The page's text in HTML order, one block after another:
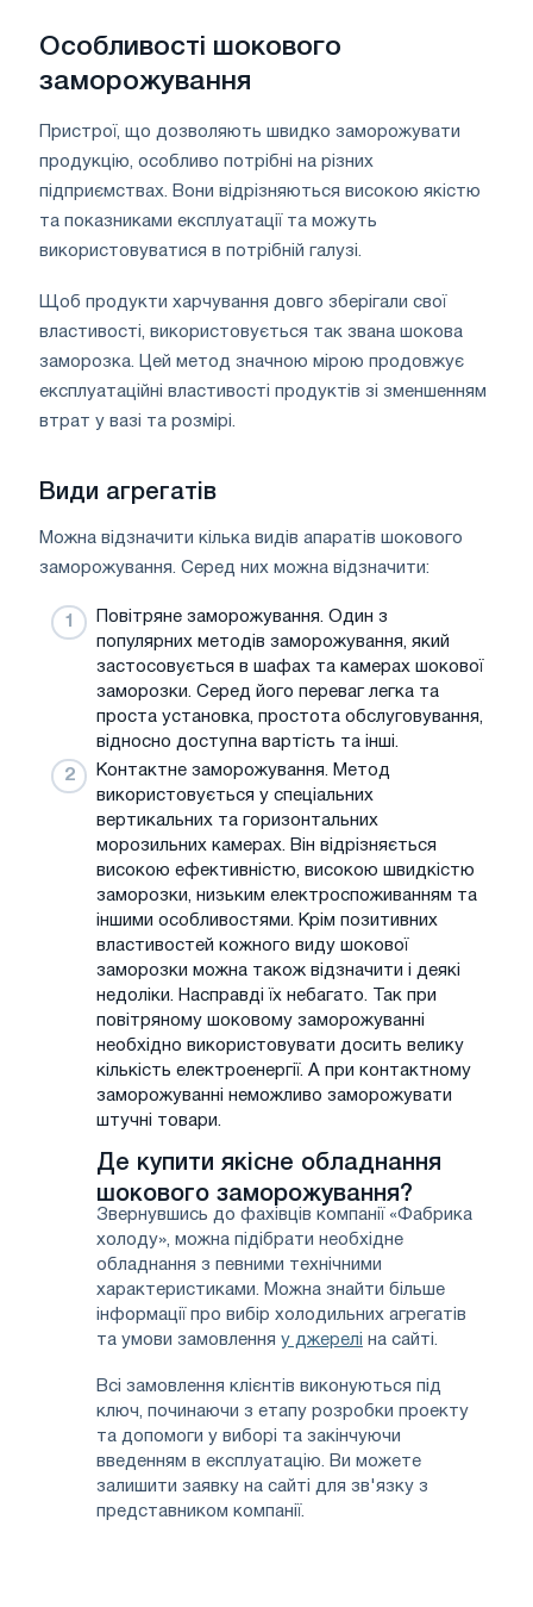
Особливості шокового
заморожування
Пристрої, що дозволяють швидко заморожувати
продукцію, особливо потрібні на різних
підприємствах. Вони відрізняються високою якістю
та показниками експлуатації та можуть
використовуватися в потрібній галузі.
Щоб продукти харчування довго зберігали свої
властивості, використовується так звана шокова
заморозка. Цей метод значною мірою продовжує
експлуатаційні властивості продуктів зі зменшенням
втрат у вазі та розмірі.
Види агрегатів
Можна відзначити кілька видів апаратів шокового
заморожування. Серед них можна відзначити:
Повітряне заморожування. Один з
популярних методів заморожування, який
застосовується в шафах та камерах шокової
заморозки. Серед його переваг легка та
проста установка, простота обслуговування,
відносно доступна вартість та інші.
Контактне заморожування. Метод
використовується у спеціальних
вертикальних та горизонтальних
морозильних камерах. Він відрізняється
високою ефективністю, високою швидкістю
заморозки, низьким електроспоживанням та
іншими особливостями. Крім позитивних
властивостей кожного виду шокової
заморозки можна також відзначити і деякі
недоліки. Насправді їх небагато. Так при
повітряному шоковому заморожуванні
необхідно використовувати досить велику
кількість електроенергії. А при контактному
заморожуванні неможливо заморожувати
штучні товари.
Де купити якісне обладнання
шокового заморожування?
Звернувшись до фахівців компанії «Фабрика
холоду», можна підібрати необхідне
обладнання з певними технічними
характеристиками. Можна знайти більше
інформації про вибір холодильних агрегатів
та умови замовлення у джерелі на сайті.
Всі замовлення клієнтів виконуються під
ключ, починаючи з етапу розробки проекту
та допомоги у виборі та закінчуючи
введенням в експлуатацію. Ви можете
залишити заявку на сайті для зв'язку з
представником компанії.